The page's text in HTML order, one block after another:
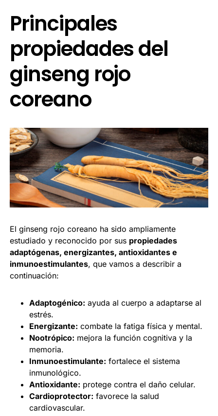
Principales
propiedades del
ginseng rojo
coreano
El ginseng rojo coreano ha sido ampliamente
estudiado y reconocido por sus propiedades
adaptógenas, energizantes, antioxidantes e
inmunoestimulantes, que vamos a describir a
continuación:
Adaptogénico: ayuda al cuerpo a adaptarse al
estrés.
Energizante: combate la fatiga física y mental.
Nootrópico: mejora la función cognitiva y la
memoria.
Inmunoestimulante: fortalece el sistema
inmunológico.
Antioxidante: protege contra el daño celular.
Cardioprotector: favorece la salud
cardiovascular.